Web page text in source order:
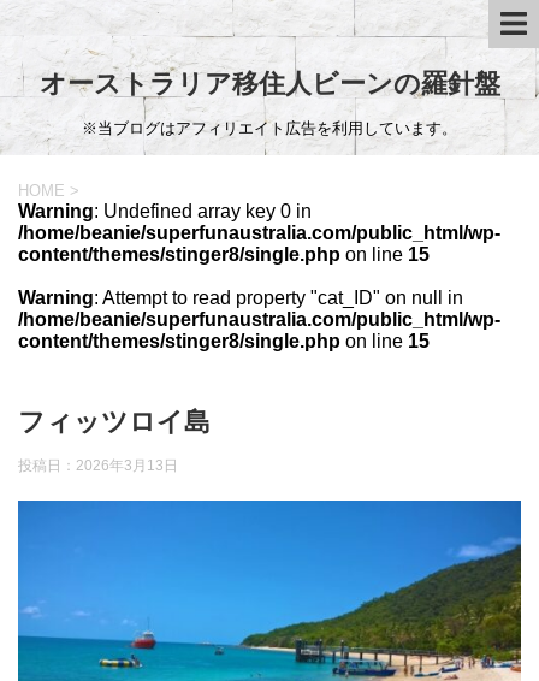
オーストラリア移住人ビーンの羅針盤
※当ブログはアフィリエイト広告を利用しています。
HOME >
Warning: Undefined array key 0 in
/home/beanie/superfunaustralia.com/public_html/wp-
content/themes/stinger8/single.php on line 15
Warning: Attempt to read property "cat_ID" on null in
/home/beanie/superfunaustralia.com/public_html/wp-
content/themes/stinger8/single.php on line 15
フィッツロイ島
投稿日： 2026年3月13日